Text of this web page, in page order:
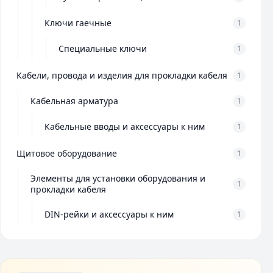
Ключи гаечные 1
Специальные ключи 1
Кабели, провода и изделия для прокладки кабеля 1
Кабельная арматура 1
Кабельные вводы и аксессуары к ним 1
Щитовое оборудование 1
Элементы для установки оборудования и
прокладки кабеля
1
DIN-рейки и аксессуары к ним 1